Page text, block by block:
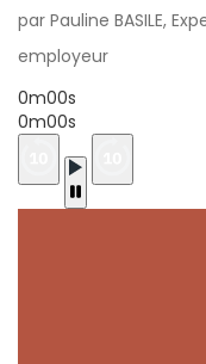
par Pauline BASILE,
employeur
0m00s
0m00s